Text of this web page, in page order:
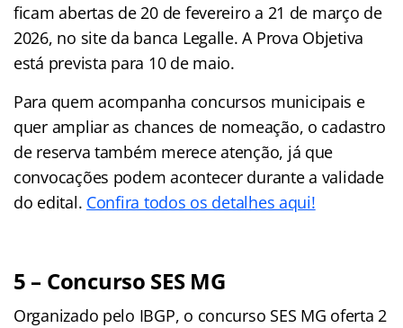
ficam abertas de 20 de fevereiro a 21 de março de
2026, no site da banca Legalle. A Prova Objetiva
está prevista para 10 de maio.
Para quem acompanha concursos municipais e
quer ampliar as chances de nomeação, o cadastro
de reserva também merece atenção, já que
convocações podem acontecer durante a validade
do edital. Confira todos os detalhes aqui!
5 – Concurso SES MG
Organizado pelo IBGP, o concurso SES MG oferta 2